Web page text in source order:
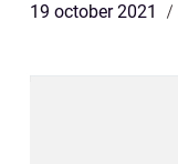
19 october 2021